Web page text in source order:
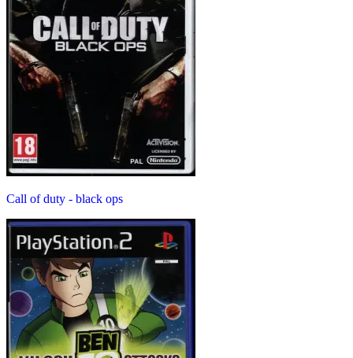
Call of duty - black ops